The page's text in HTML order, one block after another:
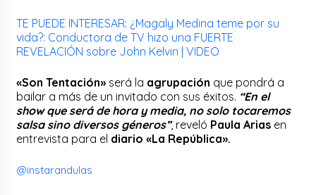
TE PUEDE INTERESAR: ¿Magaly Medina teme por su
vida?: Conductora de TV hizo una FUERTE
REVELACIÓN sobre John Kelvin | VIDEO
«Son Tentación» será la agrupación que pondrá a
bailar a más de un invitado con sus éxitos. “En el
show que será de hora y media, no solo tocaremos
salsa sino diversos géneros”, reveló Paula Arias en
entrevista para el diario «La República».
@instarandulas